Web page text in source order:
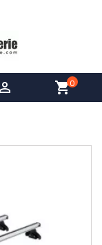
 shopping_cart0